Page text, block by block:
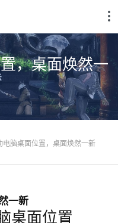
，桌面焕然一
电脑桌面位置，桌面焕然一新
一新
桌面位置